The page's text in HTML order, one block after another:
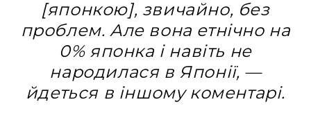
[японкою], звичайно, без
проблем. Але вона етнічно на
0% японка і навіть не
народилася в Японії, —
йдеться в іншому коментарі.